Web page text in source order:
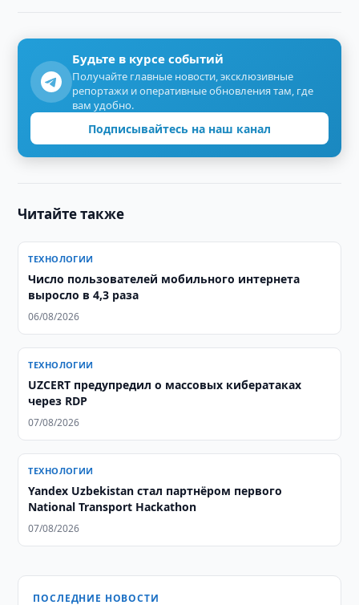
Будьте в курсе событий
Получайте главные новости, эксклюзивные
репортажи и оперативные обновления там, где
вам удобно.
Подписывайтесь на наш канал
Читайте также
ТЕХНОЛОГИИ
Число пользователей мобильного интернета
выросло в 4,3 раза
06/08/2026
ТЕХНОЛОГИИ
UZCERT предупредил о массовых кибератаках
через RDP
07/08/2026
ТЕХНОЛОГИИ
Yandex Uzbekistan стал партнёром первого
National Transport Hackathon
07/08/2026
ПОСЛЕДНИЕ НОВОСТИ